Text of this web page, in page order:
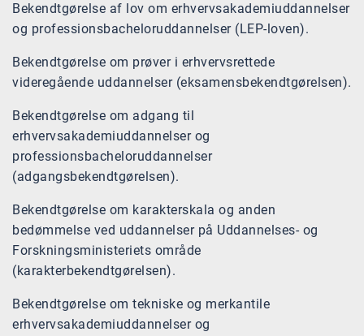
Bekendtgørelse af lov om erhvervsakademiuddannelser
og professionsbacheloruddannelser (LEP-loven).
Bekendtgørelse om prøver i erhvervsrettede
videregående uddannelser (eksamensbekendtgørelsen).
Bekendtgørelse om adgang til
erhvervsakademiuddannelser og
professionsbacheloruddannelser
(adgangsbekendtgørelsen).
Bekendtgørelse om karakterskala og anden
bedømmelse ved uddannelser på Uddannelses- og
Forskningsministeriets område
(karakterbekendtgørelsen).
Bekendtgørelse om tekniske og merkantile
erhvervsakademiuddannelser og